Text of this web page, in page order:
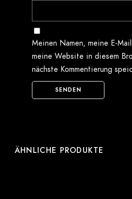
Meinen Namen, meine E-
meine Website in diesem
nächste Kommentierung
ÄHNLICHE PRODUKTE